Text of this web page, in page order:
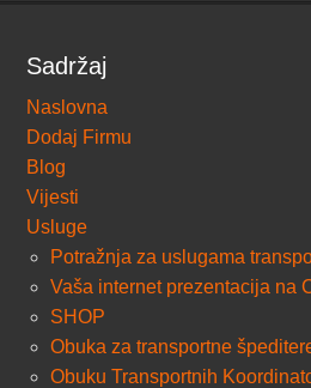
Sadržaj
Naslovna
Dodaj Firmu
Blog
Vijesti
Usluge
Potražnja za uslugama
Vaša internet prezentacija na
SHOP
Obuka za transportne
Obuku Transportnih